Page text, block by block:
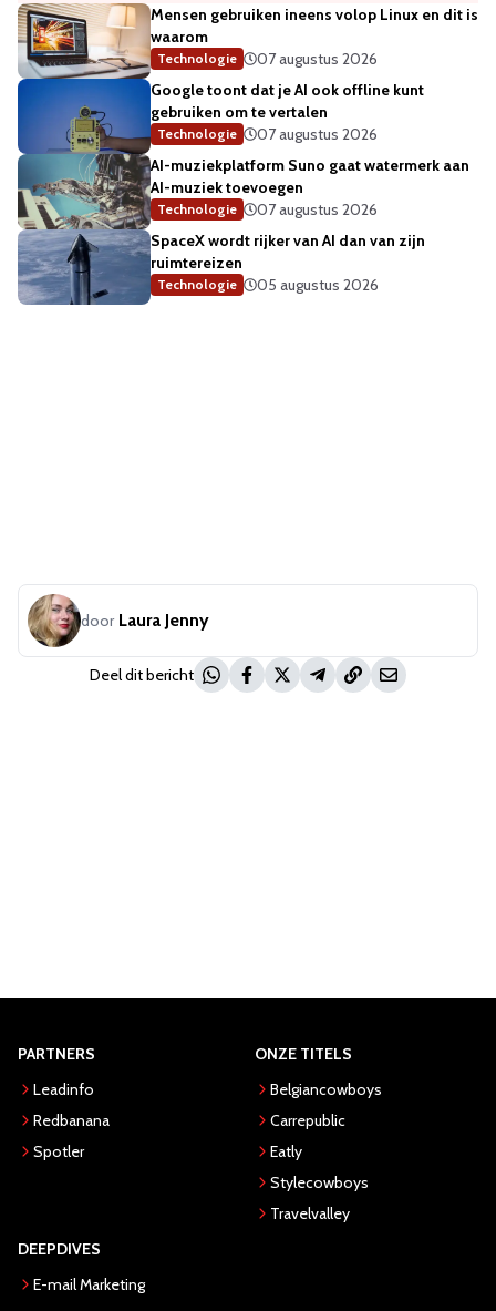
Mensen gebruiken ineens volop Linux en dit is
waarom
Technologie
07 augustus 2026
Google toont dat je AI ook offline kunt
gebruiken om te vertalen
Technologie
07 augustus 2026
AI-muziekplatform Suno gaat watermerk aan
AI-muziek toevoegen
Technologie
07 augustus 2026
SpaceX wordt rijker van AI dan van zijn
ruimtereizen
Technologie 05 augustus 2026
door Laura Jenny
Deel dit bericht
PARTNERS
Leadinfo
Redbanana
Spotler
ONZE TITELS
Belgiancowboys
Carrepublic
Eatly
Stylecowboys
Travelvalley
DEEPDIVES
E-mail Marketing